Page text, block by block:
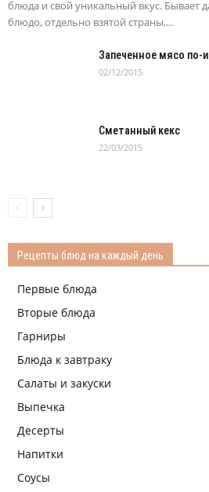
блюда и свой уникальный вкус. Бывает
блюдо, отдельно взятой страны,...
Запеченное мясо по-
02/12/2015
Сметанный кекс
22/03/2015
Рецепты блюд на каждый день
Первые блюда
Вторые блюда
Гарниры
Блюда к завтраку
Салаты и закуски
Выпечка
Десерты
Напитки
Соусы